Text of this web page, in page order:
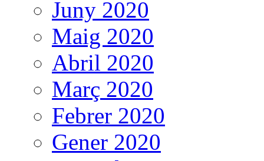
Juny 2020
Maig 2020
Abril 2020
Març 2020
Febrer 2020
Gener 2020